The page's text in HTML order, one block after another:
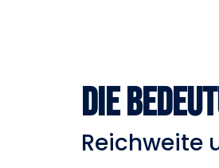
Die
Reichweite